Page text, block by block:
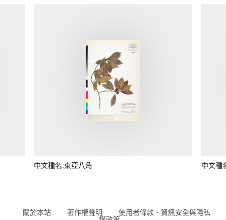
中文種名:東亞八角 中文種
關於本站 著作權聲明 使用者條款、資訊安全與隱私